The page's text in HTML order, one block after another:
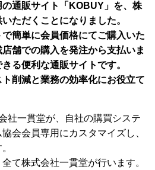
通販サイト「KOBUY」を、株
ただくことになりました。
簡単に会員価格にてご購入いた
舗での購入を発注から支払いま
る便利な通販サイトです。
削減と業務の効率化にお役立て
社一貫堂が、自社の購買システ
会会員専用にカスタマイズし、
て株式会社一貫堂が行います。